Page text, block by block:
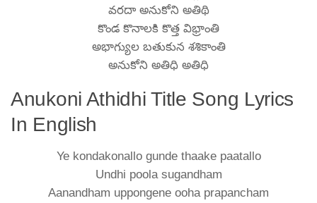
వరదా అనుకోని అతిథి
కొండ కొనాలకి కొత్త విభ్రాంతి
అభాగ్యుల బతుకున శశికాంతి
అనుకోని అతిధి అతిధి
Anukoni Athidhi Title Song Lyrics
In English
Ye kondakonallo gunde thaake paatallo
Undhi poola sugandham
Aanandham uppongene ooha prapancham